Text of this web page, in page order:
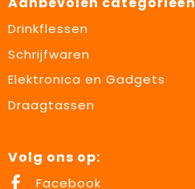
Drinkflessen
Schrijfwaren
Elektronica en Gadgets
Draagtassen
Volg ons op:
Facebook